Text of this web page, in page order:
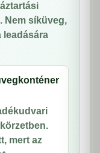
Nem síküveg,
leadására
mert az